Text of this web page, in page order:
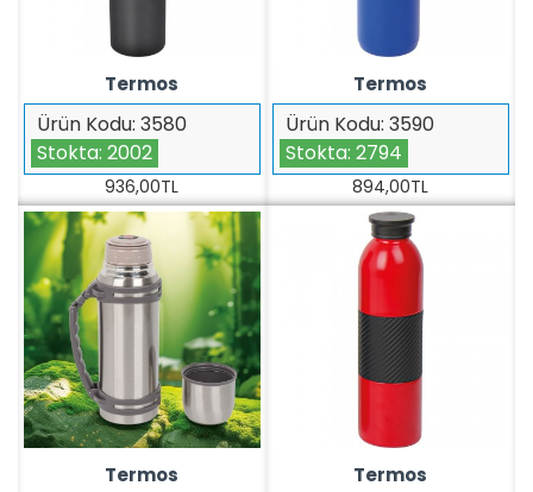
Ürün Kodu: 3580
Stokta: 2002
Termos
936,00TL
Ürün Kodu: 3590
Stokta: 2794
Termos
894,00TL
Termos Termos